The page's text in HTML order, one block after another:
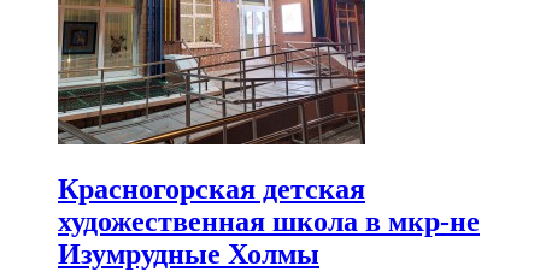
Красногорская детская
художественная школа в мкр-не
Изумрудные Холмы